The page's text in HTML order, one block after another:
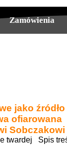
Zamówienia
jako źródło
ofiarowana
Sobczakowi
twardej Spis